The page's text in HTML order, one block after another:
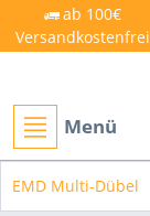
ab 100€
Versandkostenfrei
Menü
EMD Multi-Dübel